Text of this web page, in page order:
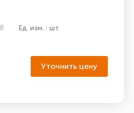
Ед. изм. : шт
Уточнить цену